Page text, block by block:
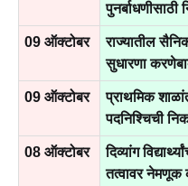
पुनर्बाधणीसाठी
09 ऑक्टोबर
राज्यातील
सुधारणा
09 ऑक्टोबर
प्राथमिक
पदनिश्चिची
08 ऑक्टोबर
दिव्यांग
तत्वावर नेमणूक